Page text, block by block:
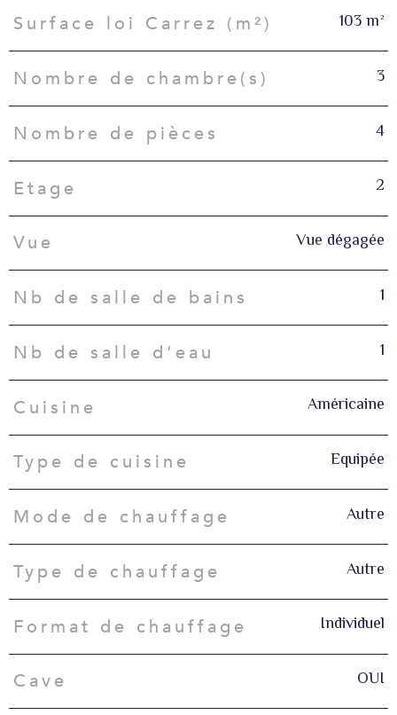
Surface loi Carrez (m²) 103 m²
Nombre de chambre(s) 3
Nombre de pièces 4
Etage 2
Vue Vue dégagée
Nb de salle de bains 1
Nb de salle d'eau 1
Cuisine Américaine
Type de cuisine Equipée
Mode de chauffage Autre
Type de chauffage Autre
Format de chauffage Individuel
Cave OUI